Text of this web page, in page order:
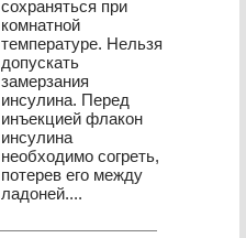
сохраняться при
комнатной
температуре. Нельзя
допускать
замерзания
инсулина. Перед
инъекцией флакон
инсулина
необходимо согреть,
потерев его между
ладоней....